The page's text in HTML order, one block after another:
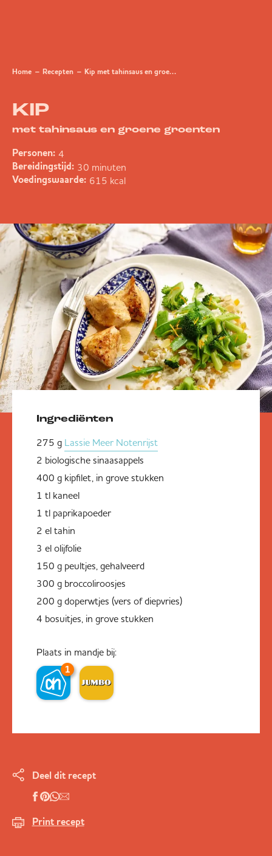
Home Recepten Kip met tahinsaus en groene groenten
KIP
met tahinsaus en groene groenten
Personen: 4
Bereidingstijd: 30 minuten
Voedingswaarde: 615 kcal
Ingrediënten
275 g Lassie Meer Notenrijst
2 biologische sinaasappels
400 g kipfilet, in grove stukken
1 tl kaneel
1 tl paprikapoeder
2 el tahin
3 el olijfolie
150 g peultjes, gehalveerd
300 g broccoliroosjes
200 g doperwtjes (vers of diepvries)
4 bosuitjes, in grove stukken
Plaats in mandje bij:
1
Deel dit recept
Print recept